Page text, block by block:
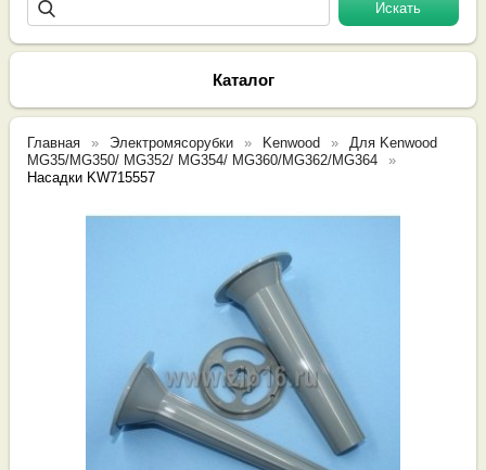
Каталог
Главная Электромясорубки Kenwood
Для Kenwood
MG35/MG350/ MG352/ MG354/ MG360/MG362/MG364
Насадки KW715557